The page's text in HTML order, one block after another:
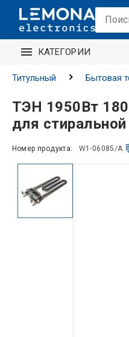
КАТЕГОРИИ
Титульный Бытовая
ТЭН 1950Вт
для
Номер продукта: W1-06085/A